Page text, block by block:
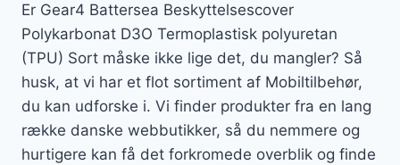
Er Gear4 Battersea Beskyttelsescover
Polykarbonat D3O Termoplastisk polyuretan
(TPU) Sort måske ikke lige det, du mangler? Så
husk, at vi har et flot sortiment af Mobiltilbehør,
du kan udforske i. Vi finder produkter fra en lang
række danske webbutikker, så du nemmere og
hurtigere kan få det forkromede overblik og finde